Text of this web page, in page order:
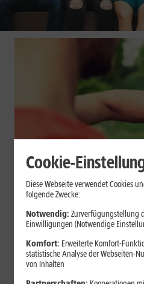
Geräte & Hardware
Smartwatch beim
unterstützt sie
Eine Smartwatch macht
sichtbar. Erfahre, wie Du
Cookie-
Diese Webseite verwendet Cookies
folgende Zwecke:
Notwendig: Zurverfügungstellung
Einwilligungen (Notwendige
Komfort: Erweiterte Komfort-
statistische Analyse der Webseiten-
von Inhalten